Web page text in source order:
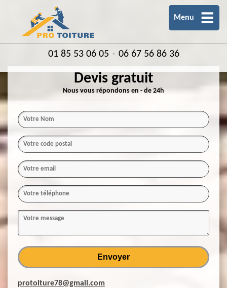
Menu
01 85 53 06 05 - 06 67 56 86 36
Devis gratuit
Nous vous répondons en - de 24h
protoiture78@gmail.com